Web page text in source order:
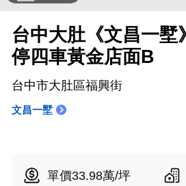
台中大肚《文昌一墅
停四車黃金店面B
台中市大肚區福興街
文昌一墅
單價33.98萬/坪